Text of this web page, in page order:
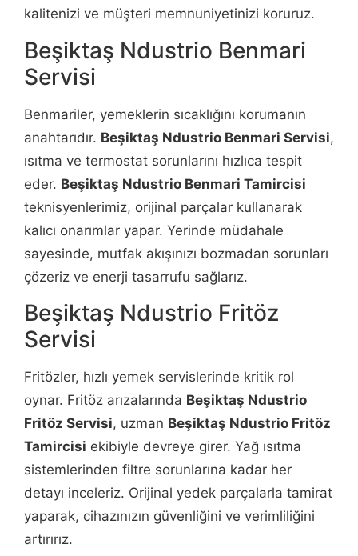
kalitenizi ve müşteri memnuniyetinizi koruruz.
Beşiktaş Ndustrio Benmari
Servisi
Benmariler, yemeklerin sıcaklığını korumanın
anahtarıdır. Beşiktaş Ndustrio Benmari Servisi,
ısıtma ve termostat sorunlarını hızlıca tespit
eder. Beşiktaş Ndustrio Benmari Tamircisi
teknisyenlerimiz, orijinal parçalar kullanarak
kalıcı onarımlar yapar. Yerinde müdahale
sayesinde, mutfak akışınızı bozmadan sorunları
çözeriz ve enerji tasarrufu sağlarız.
Beşiktaş Ndustrio Fritöz
Servisi
Fritözler, hızlı yemek servislerinde kritik rol
oynar. Fritöz arızalarında Beşiktaş Ndustrio
Fritöz Servisi, uzman Beşiktaş Ndustrio Fritöz
Tamircisi ekibiyle devreye girer. Yağ ısıtma
sistemlerinden filtre sorunlarına kadar her
detayı inceleriz. Orijinal yedek parçalarla tamirat
yaparak, cihazınızın güvenliğini ve verimliliğini
artırırız.